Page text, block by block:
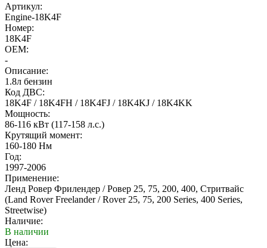
Артикул:
Engine-18K4F
Номер:
18K4F
OEM:
-
Описание:
1.8л бензин
Код ДВС:
18K4F / 18K4FH / 18K4FJ / 18K4KJ / 18K4KK
Мощность:
86-116 кВт (117-158 л.с.)
Крутящий момент:
160-180 Нм
Год:
1997-2006
Применение:
Ленд Ровер Фрилендер / Ровер 25, 75, 200, 400, Стритвайс
(Land Rover Freelander / Rover 25, 75, 200 Series, 400 Series,
Streetwise)
Наличие:
В наличии
Цена: